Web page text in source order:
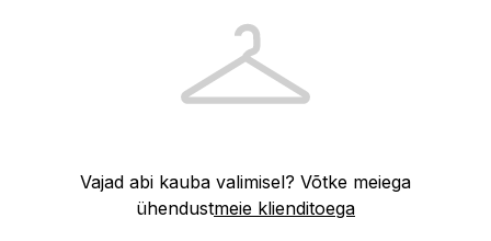
Vajad abi kauba valimisel? Võtke meiega
ühendustmeie klienditoega